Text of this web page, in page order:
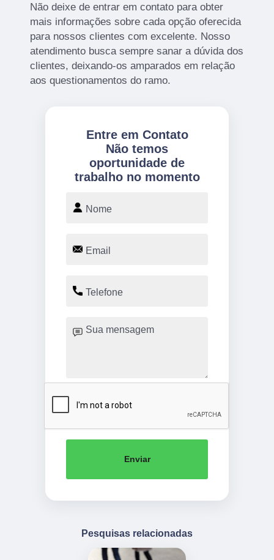
Não deixe de entrar em contato para obter
mais informações sobre cada opção oferecida
para nossos clientes com excelente. Nosso
atendimento busca sempre sanar a dúvida dos
clientes, deixando-os amparados em relação
aos questionamentos do ramo.
Entre em Contato
Não temos
oportunidade de
trabalho no momento
Enviar
Pesquisas relacionadas